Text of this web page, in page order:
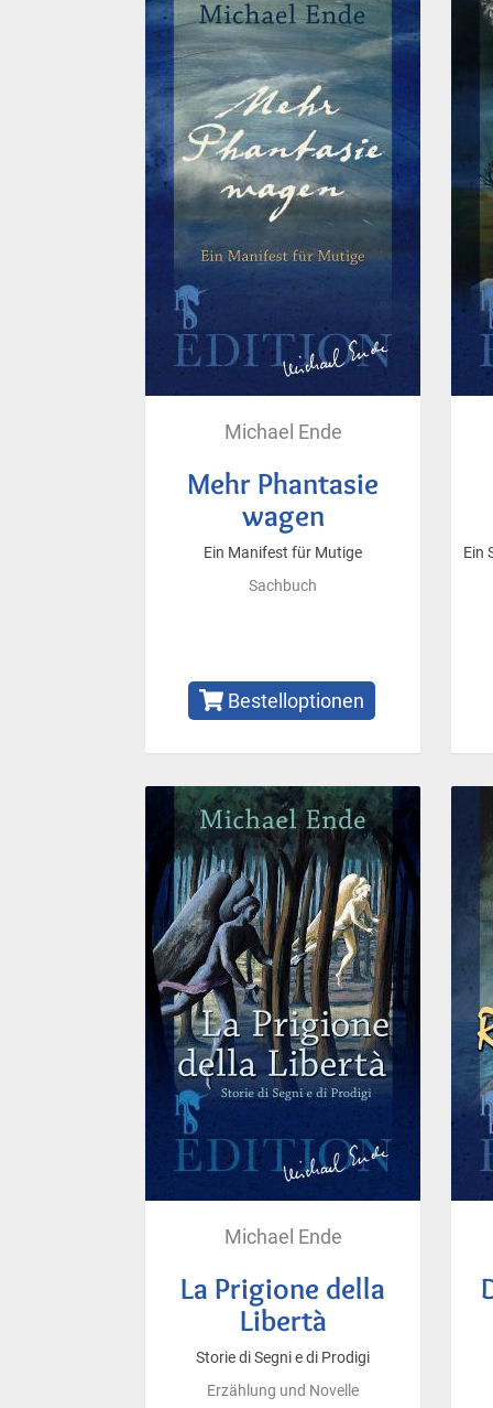
Michael Ende
Mehr Phantasie
wagen
Ein Manifest für Mutige
Sachbuch
Bestelloptionen
Ein
Michael Ende
La Prigione della
Libertà
Storie di Segni e di Prodigi
Erzählung und Novelle